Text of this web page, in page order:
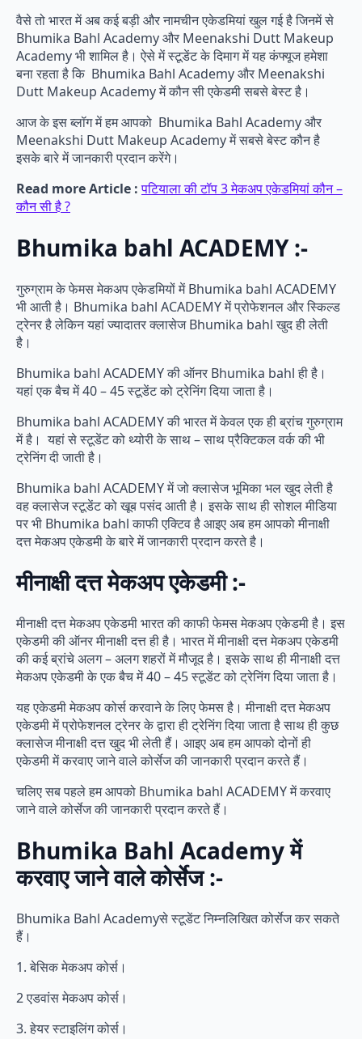
वैसे तो भारत में अब कई बड़ी और नामचीन एकेडमियां खुल गई है जिनमें से
Bhumika Bahl Academy और Meenakshi Dutt Makeup
Academy भी शामिल है। ऐसे में स्टूडेंट के दिमाग में यह कंफ्यूज हमेशा
बना रहता है कि Bhumika Bahl Academy और Meenakshi
Dutt Makeup Academy में कौन सी एकेडमी सबसे बेस्ट है।
आज के इस ब्लॉग में हम आपको Bhumika Bahl Academy और
Meenakshi Dutt Makeup Academy में सबसे बेस्ट कौन है
इसके बारे में जानकारी प्रदान करेंगे।
Read more Article :पटियाला की टॉप 3 मेकअप एकेडमियां कौन –
कौन सी है ?
Bhumika bahl ACADEMY :-
गुरुग्राम के फेमस मेकअप एकेडमियों में Bhumika bahl ACADEMY
भी आती है। Bhumika bahl ACADEMY में प्रोफेशनल और स्किल्ड
ट्रेनर है लेकिन यहां ज्यादातर क्लासेज Bhumika bahl खुद ही लेती
है।
Bhumika bahl ACADEMY की ऑनर Bhumika bahl ही है।
यहां एक बैच में 40 – 45 स्टूडेंट को ट्रेनिंग दिया जाता है।
Bhumika bahl ACADEMY की भारत में केवल एक ही ब्रांच गुरुग्राम
में है। यहां से स्टूडेंट को थ्योरी के साथ – साथ प्रैक्टिकल वर्क की भी
ट्रेनिंग दी जाती है।
Bhumika bahl ACADEMY में जो क्लासेज भूमिका भल खुद लेती है
वह क्लासेज स्टूडेंट को खूब पसंद आती है। इसके साथ ही सोशल मीडिया
पर भी Bhumika bahl काफी एक्टिव है आइए अब हम आपको मीनाक्षी
दत्त मेकअप एकेडमी के बारे में जानकारी प्रदान करते है।
मीनाक्षी दत्त मेकअप एकेडमी :-
मीनाक्षी दत्त मेकअप एकेडमी भारत की काफी फेमस मेकअप एकेडमी है। इस
एकेडमी की ऑनर मीनाक्षी दत्त ही है। भारत में मीनाक्षी दत्त मेकअप एकेडमी
की कई ब्रांचे अलग – अलग शहरों में मौजूद है। इसके साथ ही मीनाक्षी दत्त
मेकअप एकेडमी के एक बैच में 40 – 45 स्टूडेंट को ट्रेनिंग दिया जाता है।
यह एकेडमी मेकअप कोर्स करवाने के लिए फेमस है। मीनाक्षी दत्त मेकअप
एकेडमी में प्रोफेशनल ट्रेनर के द्वारा ही ट्रेनिंग दिया जाता है साथ ही कुछ
क्लासेज मीनाक्षी दत्त खुद भी लेती हैं। आइए अब हम आपको दोनों ही
एकेडमी में करवाए जाने वाले कोर्सेज की जानकारी प्रदान करते हैं।
चलिए सब पहले हम आपको Bhumika bahl ACADEMY में करवाए
जाने वाले कोर्सेज की जानकारी प्रदान करते हैं।
Bhumika Bahl Academy में
करवाए जाने वाले कोर्सेज :-
Bhumika Bahl Academyसे स्टूडेंट निम्नलिखित कोर्सेज कर सकते
हैं।
1. बेसिक मेकअप कोर्स।
2 एडवांस मेकअप कोर्स।
3. हेयर स्टाइलिंग कोर्स।